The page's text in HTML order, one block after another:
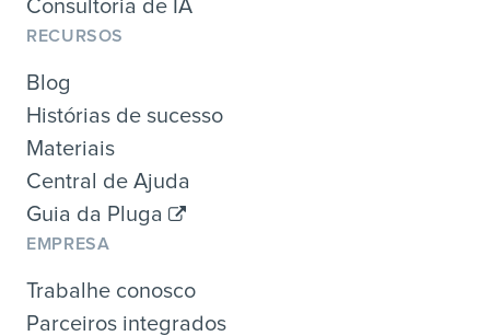
Consultoria de IA
RECURSOS
Blog
Histórias de sucesso
Materiais
Central de Ajuda
Guia da Pluga
EMPRESA
Trabalhe conosco
Parceiros integrados